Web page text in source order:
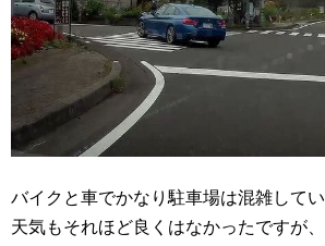
バイクと車でかなり駐車場は混雑してい
天気もそれほど良くはなかったですが